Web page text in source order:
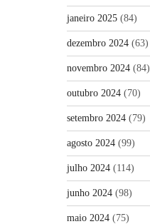
janeiro 2025 (84)
dezembro 2024 (63)
novembro 2024 (84)
outubro 2024 (70)
setembro 2024 (79)
agosto 2024 (99)
julho 2024 (114)
junho 2024 (98)
maio 2024 (75)